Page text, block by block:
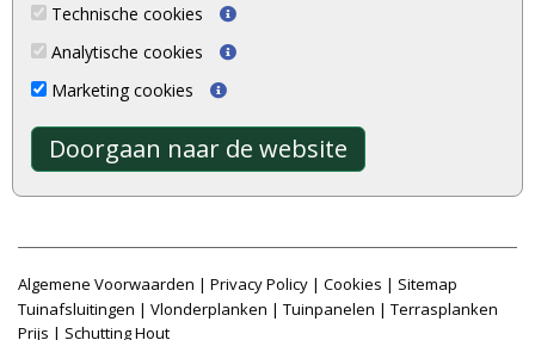
Technische cookies
Analytische cookies
Marketing cookies
Doorgaan naar de website
Onlinetuinhout.nl ©2026
Algemene Voorwaarden | Privacy Policy | Cookies | Sitemap
Tuinafsluitingen | Vlonderplanken | Tuinpanelen | Terrasplanken
Prijs | Schutting Hout